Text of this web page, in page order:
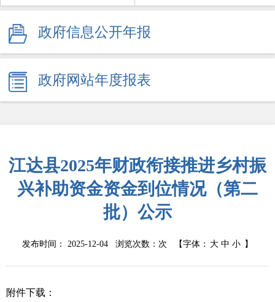
政府信息公开年报
政府网站年度报表
江达县2025年财政衔接推进乡村振
兴补助资金资金到位情况（第二
批）公示
发布时间： 2025-12-04 浏览次数： 次 【字体： 大 中 小 】
附件下载：